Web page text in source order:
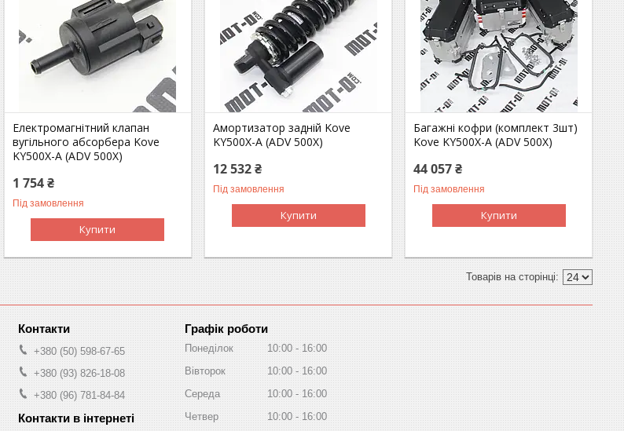
Електромагнітний клапан
вугільного абсорбера Kove
KY500X-A (ADV 500X)
1 754 ₴
Під замовлення
Купити
Амортизатор задній Kove
KY500X-A (ADV 500X)
12 532 ₴
Під замовлення
Купити
Багажні кофри (комплект 3шт)
Kove KY500X-A (ADV 500X)
44 057 ₴
Під замовлення
Купити
+380 (50) 598-67-65
+380 (93) 826-18-08
+380 (96) 781-84-84
Графік роботи
Понеділок 10:00
16:00
Вівторок
10:00
16:00
Середа
10:00
16:00
Четвер
10:00 16:00